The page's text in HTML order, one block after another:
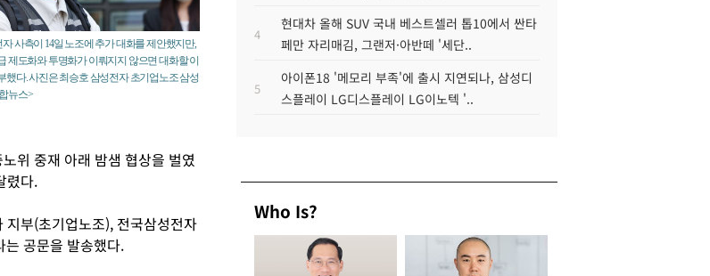
사측이 14일 노조에 추가 대화를 제안했지만,
제도화와 투명화가 이뤄지지 않으면 대화할 이
했다. 사진은 최승호 삼성전자 초기업노조 삼성
뉴스>
위 중재 아래 밤샘 협상을 벌였
렸다.
부(초기업노조), 전국삼성전자
공문을 발송했다.
4
현대차 올해 SUV 국내 베스트셀러 톱10에서 싼타
페만 자리매김, 그랜저·아반떼 '세단..
5
아이폰18 '메모리 부족'에 출시 지연되나, 삼성디
스플레이 LG디스플레이 LG이노텍 '..
Who Is?